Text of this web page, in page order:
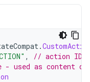
.
,
// action ID
used as content